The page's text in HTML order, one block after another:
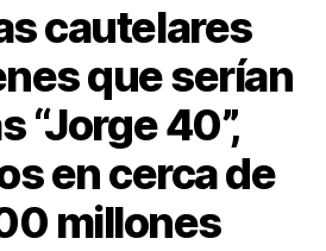
cautelares
que serían
“Jorge 40”,
en cerca de
millones